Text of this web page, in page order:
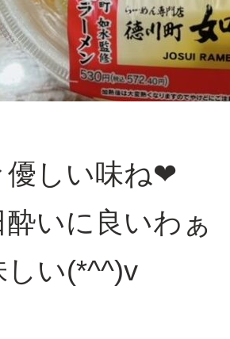
しい味ね❤
いに良いわぁ
い(*^^)v